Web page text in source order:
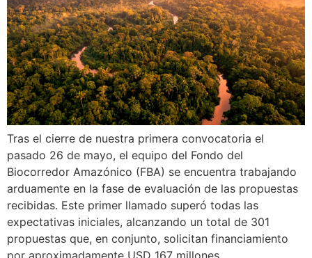
Tras el cierre de nuestra primera convocatoria el
pasado 26 de mayo, el equipo del Fondo del
Biocorredor Amazónico (FBA) se encuentra trabajando
arduamente en la fase de evaluación de las propuestas
recibidas. Este primer llamado superó todas las
expectativas iniciales, alcanzando un total de 301
propuestas que, en conjunto, solicitan financiamiento